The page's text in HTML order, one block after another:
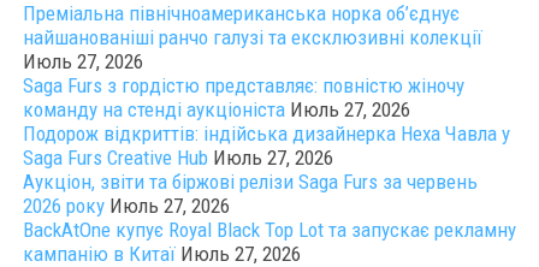
Преміальна північноамериканська норка об’єднує
найшанованіші ранчо галузі та ексклюзивні колекції
Июль 27, 2026
Saga Furs з гордістю представляє: повністю жіночу
команду на стенді аукціоніста Июль 27, 2026
Подорож відкриттів: індійська дизайнерка Неха Чавла у
Saga Furs Creative Hub Июль 27, 2026
Аукціон, звіти та біржові релізи Saga Furs за червень
2026 року Июль 27, 2026
BackAtOne купує Royal Black Top Lot та запускає рекламну
кампанію в Китаї Июль 27, 2026